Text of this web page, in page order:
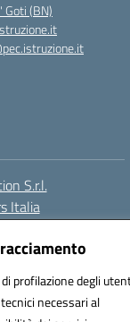
profilazione degli
necessari al
Goti (BN)
S.r.l.
Italia